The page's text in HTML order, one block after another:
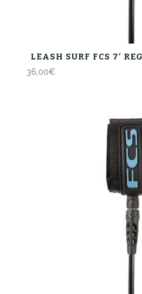
LEASH SURF FCS 7′
36,00€